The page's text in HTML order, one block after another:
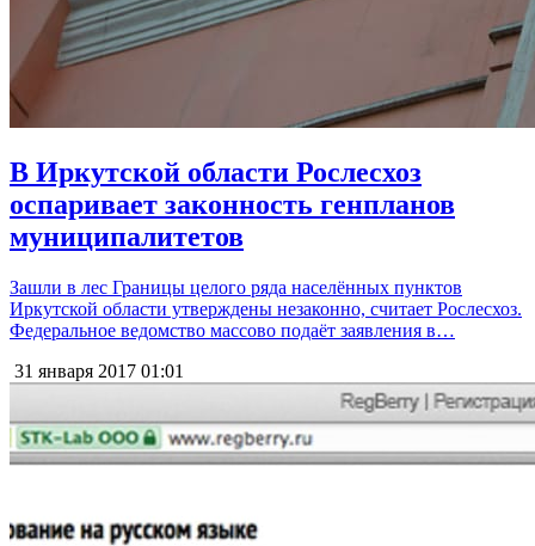
В Иркутской области Рослесхоз
оспаривает законность генпланов
муниципалитетов
Зашли в лес Границы целого ряда населённых пунктов
Иркутской области утверждены незаконно, считает Рослесхоз.
Федеральное ведомство массово подаёт заявления в…
31 января 2017 01:01